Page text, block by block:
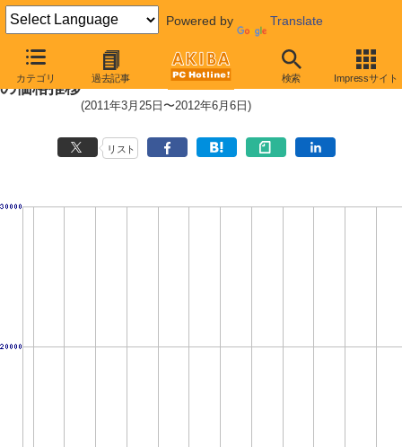
Powered by Translate
カテゴリ 過去記事 検索 Impressサイト
Core i7-3770 (3.40GHz,TDP 77W)
の価格推移
(2011年3月25日〜2012年6月6日)
リスト